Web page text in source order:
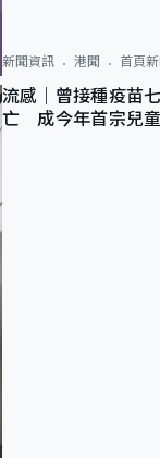
新聞資訊 港聞 首頁新
流感｜曾接種疫苗
亡 成今年首宗兒